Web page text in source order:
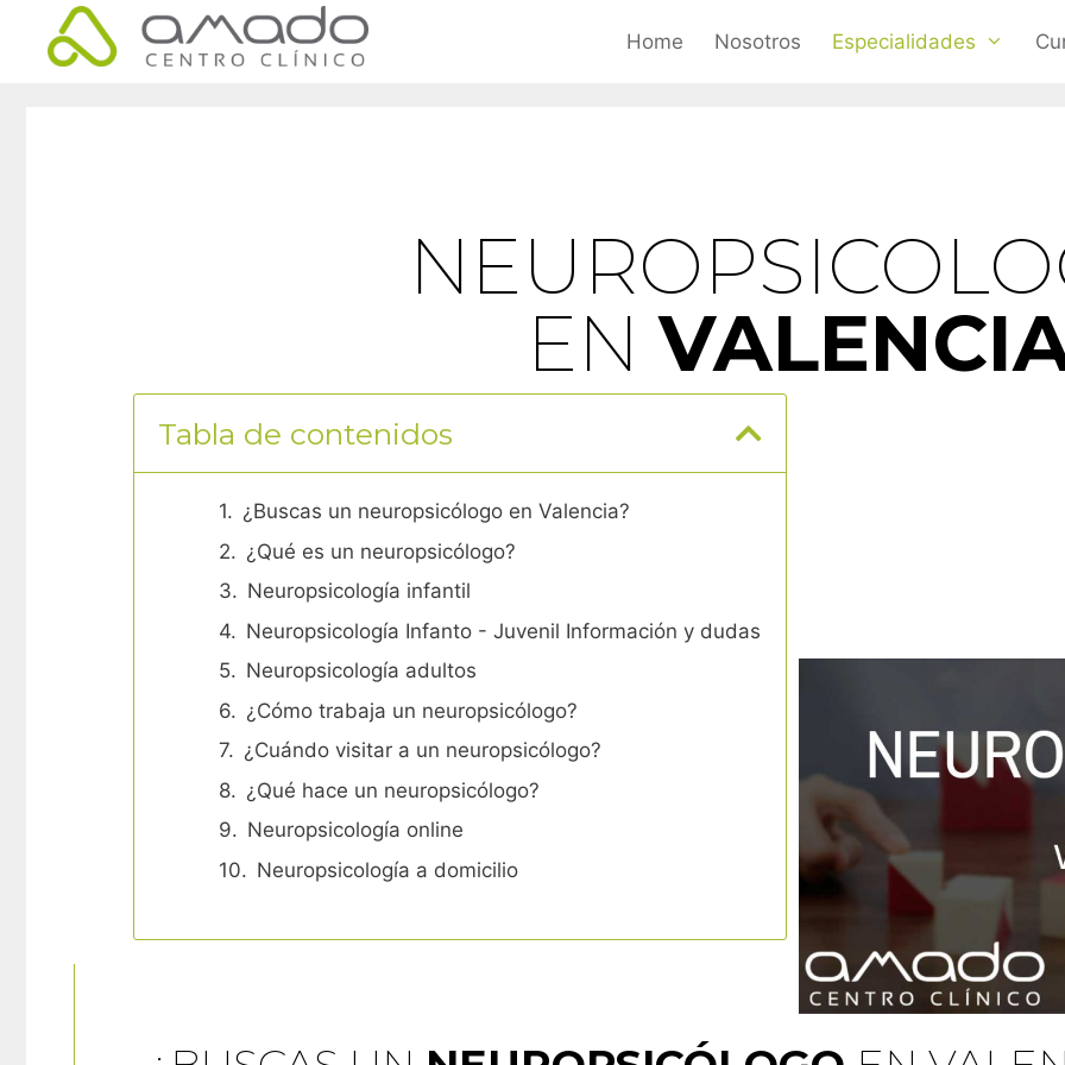
Home Nosotros Especialidades
EN
Tabla de contenidos
¿Buscas un neuropsicólogo en Valencia?
¿Qué es un neuropsicólogo?
Neuropsicología infantil
Neuropsicología Infanto - Juvenil Información y dudas
Neuropsicología adultos
¿Cómo trabaja un neuropsicólogo?
¿Cuándo visitar a un neuropsicólogo?
¿Qué hace un neuropsicólogo?
Neuropsicología online
Neuropsicología a domicilio